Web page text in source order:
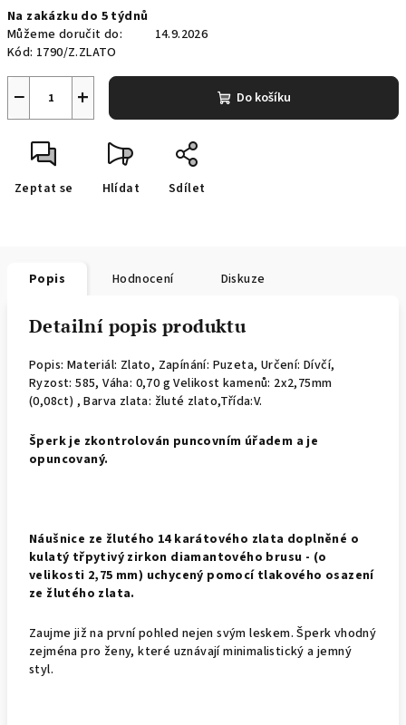
cena:
Na zakázku do 5 týdnů
Můžeme doručit do:
14.9.2026
Kód: 1790/Z.ZLATO
+
− Do košíku
Zeptat se Hlídat Sdílet
Popis Hodnocení Diskuze
Detailní popis produktu
Popis: Materiál: Zlato, Zapínání: Puzeta, Určení: Dívčí,
Ryzost: 585, Váha: 0,70 g Velikost kamenů: 2x2,75mm
(0,08ct) , Barva zlata: žluté zlato,Třída:V.
Šperk je zkontrolován puncovním úřadem a je
opuncovaný.
Náušnice ze žlutého 14 karátového zlata doplněné o
kulatý třpytivý zirkon diamantového brusu - (o
velikosti 2,75 mm) uchycený pomocí tlakového osazení
ze žlutého zlata.
Zaujme již na první pohled nejen svým leskem. Šperk vhodný
zejména pro ženy, které uznávají minimalistický a jemný
styl.